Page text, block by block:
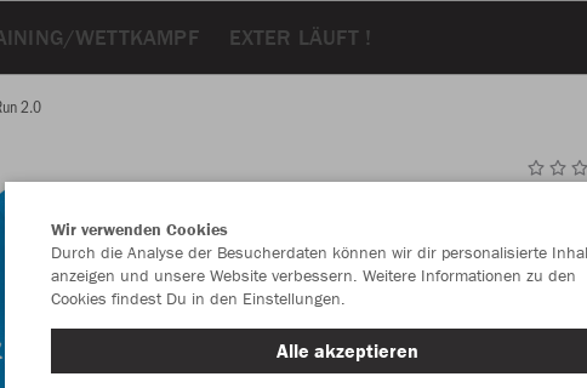
WETTKAMPF EXTER LÄUFT !
2.0
JAKO
Wir verwenden Cookies
Durch die Analyse der Besucherdaten können wir dir personalisierte
anzeigen und unsere Website verbessern. Weitere Informationen zu den
Cookies findest Du in den Einstellungen.
Alle akzeptieren